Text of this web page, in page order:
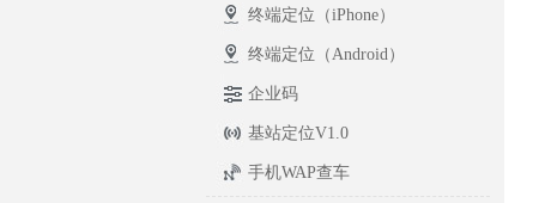
终端定位（iPhone）
终端定位（Android）
企业码
基站定位V1.0
手机WAP查车